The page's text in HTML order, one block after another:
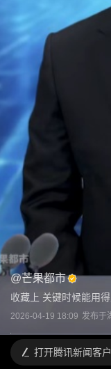
@芒果都市
收藏上 关键时候能用
2026-04-19 18:09 发布于
打开腾讯新闻客